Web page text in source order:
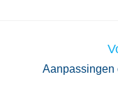
Aanpassingen